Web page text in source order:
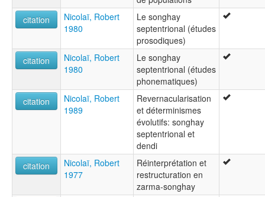
citation
Nicolaï, Robert
1980
Le songhay
septentrional (études
prosodiques)
citation
Nicolaï, Robert
1980
Le songhay
septentrional (études
phonematiques)
citation
Nicolaï, Robert
1989
Revernacularisation
et déterminismes
évolutifs: songhay
septentrional et
dendi
citation
Nicolaï, Robert
1977
Réinterprétation et
restructuration en
zarma-songhay